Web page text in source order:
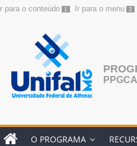
Ir para o conteúdo 1 Ir para o menu 2
PPGCA
O PROGRAMA